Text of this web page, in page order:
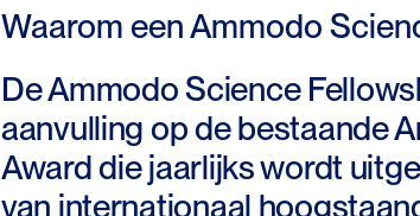
Waarom een Ammodo
De Ammodo Science
aanvulling op de bestaande
Award die jaarlijks wordt
van internationaal